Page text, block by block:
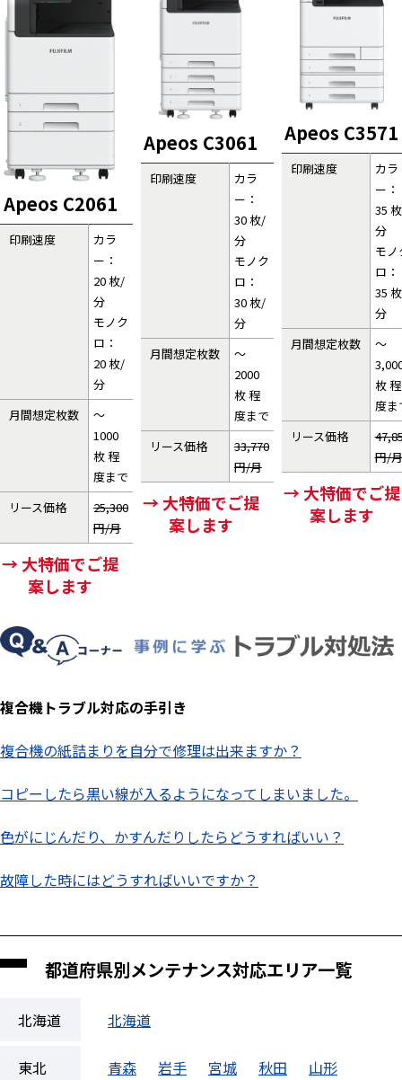
Apeos C2061
印刷速度
カラ
ー：
20 枚/
分
モノク
ロ：
20 枚/
分
月間想定枚数
～
1000
枚 程
度まで
リース価格
25,300
円/月
→ 大特価でご提
案します
Apeos C3061
印刷速度
カラ
ー：
30 枚/
分
モノク
ロ：
30 枚/
分
月間想定枚数
～
2000
枚 程
度まで
リース価格
33,770
円/月
→ 大特価でご提
案します
Apeos C3571
印刷速度
カラ
ー：
35
分
モノ
ロ：
35
分
月間想定枚数
～
枚 程
度ま
リース価格
円/月
→ 大特価でご提
案します
複合機トラブル対応の手引き
複合機の紙詰まりを自分で修理は出来ますか？
コピーしたら黒い線が入るようになってしまいました。
色がにじんだり、かすんだりしたらどうすればいい？
故障した時にはどうすればいいですか？
都道府県別メンテナンス対応エリア一覧
北海道 北海道
東北 青森 岩手 宮城 秋田
山形